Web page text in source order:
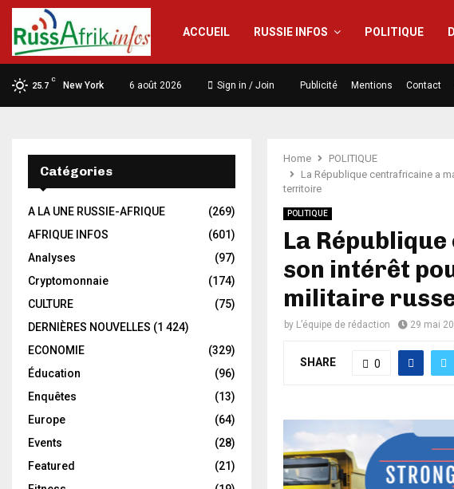
ACCUEIL RUSSIE INFOS POLITIQUE
25.7
C
New York 6 août 2026 Sign in / Join Publicité Mentions Contact
Home
POLITIQUE
La République centrafricaine a
territoire
POLITIQUE
La
son intérêt
militaire
by L’équipe de rédaction 29 mai
SHARE 0
Catégories
A LA UNE RUSSIE-AFRIQUE
(269)
AFRIQUE INFOS
(601)
Analyses
(97)
Cryptomonnaie
(174)
CULTURE
(75)
DERNIÈRES NOUVELLES (1 424)
ECONOMIE
(329)
Éducation
(96)
Enquêtes
(13)
Europe
(64)
Events
(28)
Featured
(21)